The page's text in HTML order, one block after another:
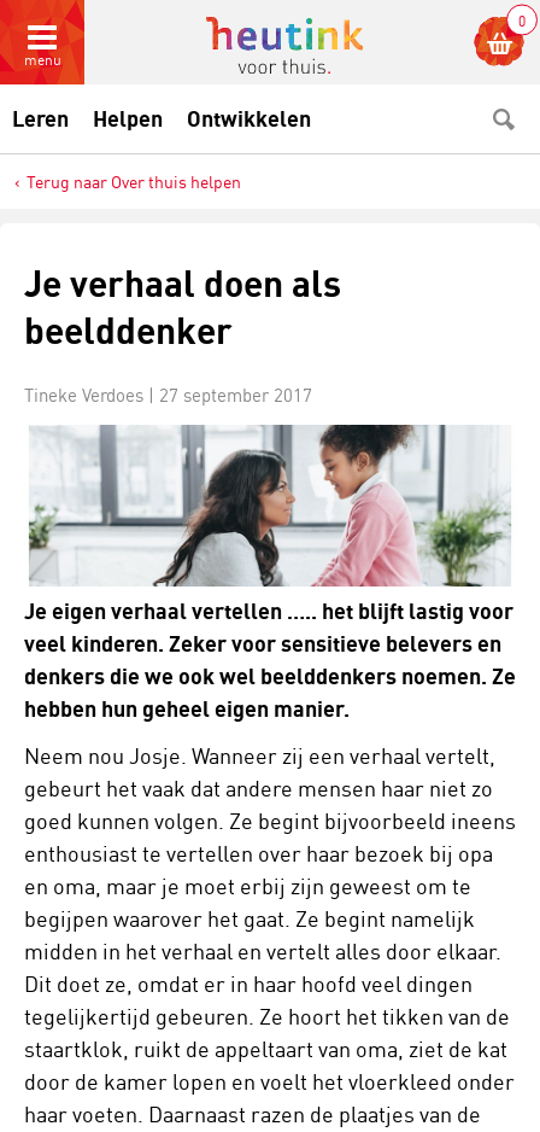
menu
0
Leren Helpen Ontwikkelen
Terug naar Over thuis helpen
Je verhaal doen als
beelddenker
Tineke Verdoes | 27 september 2017
Je eigen verhaal vertellen ….. het blijft lastig voor
veel kinderen. Zeker voor sensitieve belevers en
denkers die we ook wel beelddenkers noemen. Ze
hebben hun geheel eigen manier.
Neem nou Josje. Wanneer zij een verhaal vertelt,
gebeurt het vaak dat andere mensen haar niet zo
goed kunnen volgen. Ze begint bijvoorbeeld ineens
enthousiast te vertellen over haar bezoek bij opa
en oma, maar je moet erbij zijn geweest om te
begijpen waarover het gaat. Ze begint namelijk
midden in het verhaal en vertelt alles door elkaar.
Dit doet ze, omdat er in haar hoofd veel dingen
tegelijkertijd gebeuren. Ze hoort het tikken van de
staartklok, ruikt de appeltaart van oma, ziet de kat
door de kamer lopen en voelt het vloerkleed onder
haar voeten. Daarnaast razen de plaatjes van de